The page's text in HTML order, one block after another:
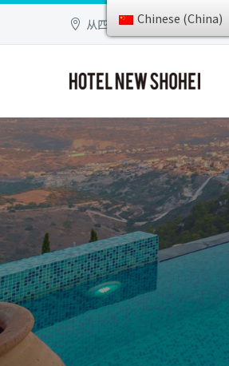
从四谷站步行3分钟Chinese (China)